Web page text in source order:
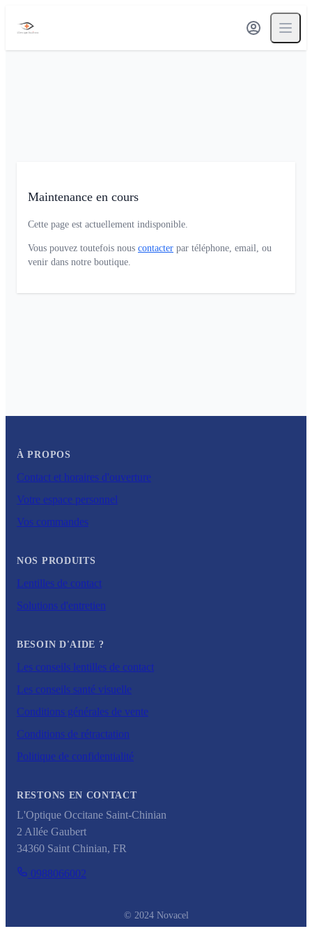
Maintenance en cours
Cette page est actuellement indisponible.
Vous pouvez toutefois nous contacter par téléphone, email, ou
venir dans notre boutique.
À PROPOS
Contact et horaires d'ouverture
Votre espace personnel
Vos commandes
NOS PRODUITS
Lentilles de contact
Solutions d'entretien
BESOIN D'AIDE ?
Les conseils lentilles de contact
Les conseils santé visuelle
Conditions générales de vente
Conditions de rétractation
Politique de confidentialité
RESTONS EN CONTACT
L'Optique Occitane Saint-Chinian
2 Allée Gaubert
34360 Saint Chinian, FR
0988066002
© 2024 Novacel